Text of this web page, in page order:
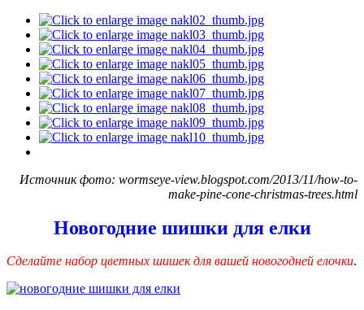
Источник фото: wormseye-view.blogspot.com/2013/11/how-to-
make-pine-cone-christmas-trees.html
Новогодние шишки для елки
Сделайте набор цветных шишек для вашей новогодней елочки.